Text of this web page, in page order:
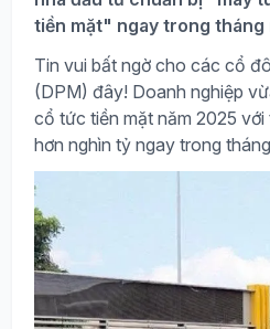
tiền mặt" ngay trong tháng
Tin vui bất ngờ cho các cổ
(DPM) đây! Doanh nghiệp
cổ tức tiền mặt năm 2025 với
hơn nghìn tỷ ngay trong